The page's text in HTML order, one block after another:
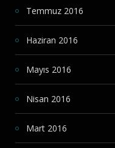
Temmuz 2016
Haziran 2016
Mayıs 2016
Nisan 2016
Mart 2016